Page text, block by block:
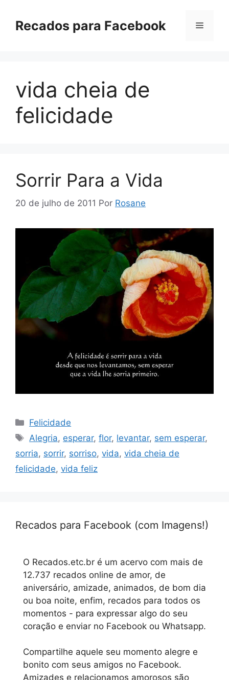
paraRecados para Facebook Menu
vida cheia de
felicidade
Sorrir Para a Vida
20 de julho de 2011 Por Rosane
Categorias
Felicidade
Tags
Alegria, esperar,flor, levantar, sem esperar,
sorria, sorrir, sorriso, vida, vida cheia de
felicidade, vida feliz
Recados para Facebook (com Imagens!)
O Recados.etc.br é um acervo com mais de
12.737 recados online de amor, de
aniversário, amizade, animados, de bom dia
ou boa noite, enfim, recados para todos os
momentos - para expressar algo do seu
coração e enviar no Facebook ou Whatsapp.
Compartilhe aquele seu momento alegre e
bonito com seus amigos no Facebook.
Amizades e relacionamos amorosos são